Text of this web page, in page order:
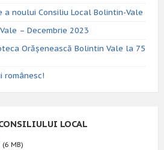
a noului Consiliu Local Bolintin-Vale
– Decembrie 2023
Orăşenească Bolintin Vale la 75
românesc!
LOCAL
(6 MB)